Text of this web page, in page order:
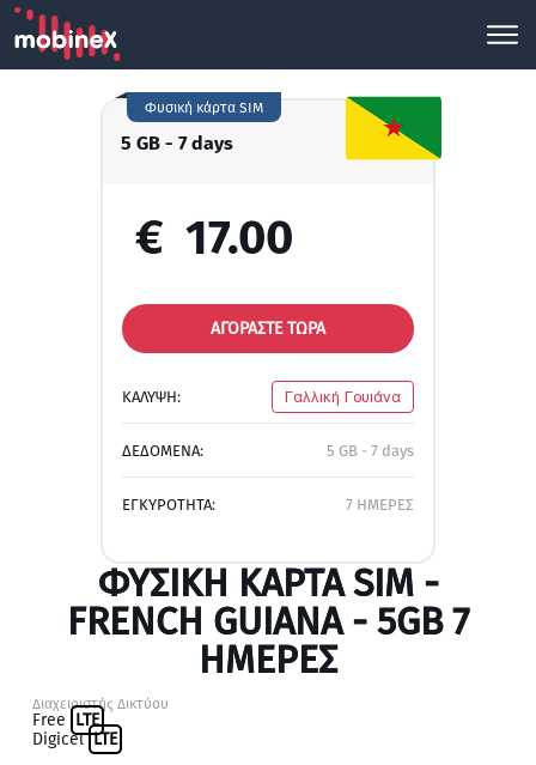
5 GB - 7 days
Φυσική κάρτα SIM
€ 17.00
ΑΓΟΡΑΣΤΕ ΤΩΡΑ
ΚΑΛΥΨΗ: Γαλλική Γουιάνα
ΔΕΔΟΜΕΝΑ: 5 GB - 7 days
ΕΓΚΥΡΟΤΗΤΑ: 7 ΗΜΕΡΕΣ
ΦΥΣΙΚΉ ΚΆΡΤΑ SIM -
FRENCH GUIANA - 5GB 7
ΗΜΕΡΕΣ
Διαχειριστής Δικτύου
Free LTE
Digicel LTE